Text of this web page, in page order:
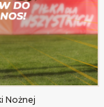
Nożnej